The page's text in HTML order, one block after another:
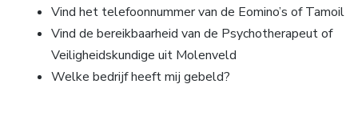
Vind het telefoonnummer van de Eomino’s of Tamoil
Vind de bereikbaarheid van de Psychotherapeut of
Veiligheidskundige uit Molenveld
Welke bedrijf heeft mij gebeld?